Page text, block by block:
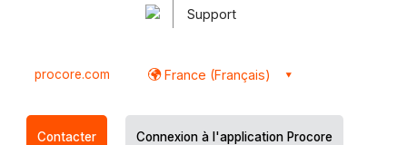
Support
procore.com France (Français)
Contacter Connexion à l'application Procore